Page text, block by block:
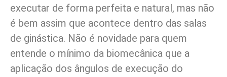
executar de forma perfeita e natural, mas não
é bem assim que acontece dentro das salas
de ginástica. Não é novidade para quem
entende o mínimo da biomecânica que a
aplicação dos ângulos de execução do